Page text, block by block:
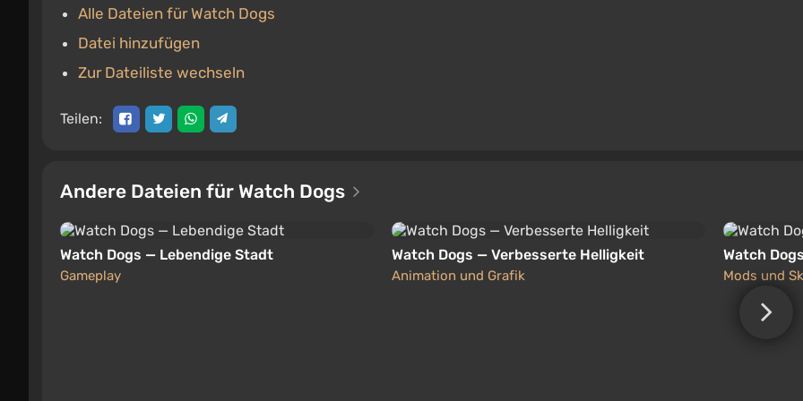
Alle Dateien für Watch Dogs
Datei hinzufügen
Zur Dateiliste wechseln
Teilen:
Andere Dateien für Watch Dogs
Watch Dogs — Lebendige Stadt
Gameplay
Watch Dogs — Verbesserte Helligkeit
Animation und Grafik
Watch
Mods und